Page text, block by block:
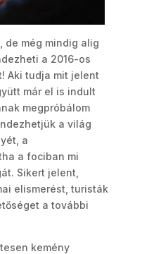
de még mindig alig
a 2016-os
Aki tudja mit jelent
már el is indult
megpróbálom
a világ
a
a fociban mi
Sikert jelent,
elismerést, turisták
a további
kemény